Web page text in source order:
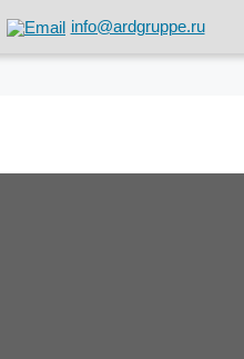
info@ardgruppe.ru